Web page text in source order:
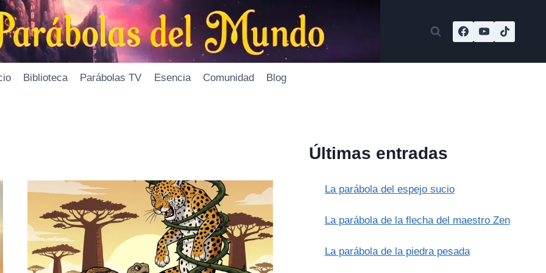
Biblioteca Parábolas TV Esencia Comunidad Blog
Últimas entradas
La parábola del espejo sucio
La parábola de la flecha del maestro Zen
La parábola de la piedra pesada